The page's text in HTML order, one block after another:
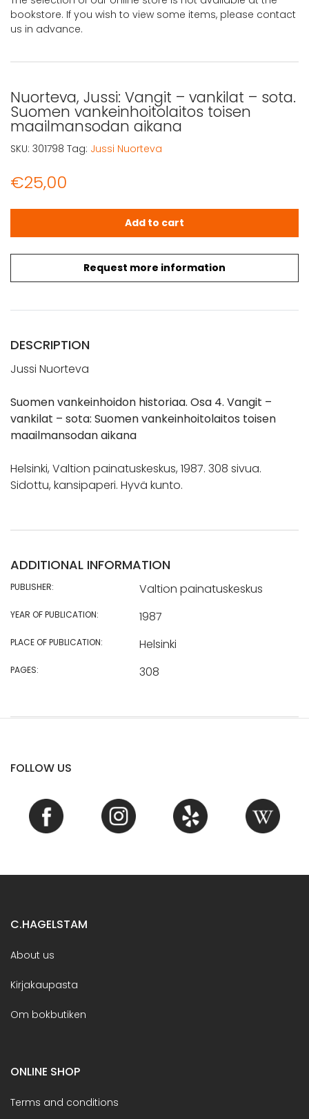
bookstore. If you wish to view some items, please contact
us in advance.
Nuorteva, Jussi: Vangit – vankilat – sota.
Suomen vankeinhoitolaitos toisen
maailmansodan aikana
€25,00
Request more information
Nuorteva, Jussi: Vangit - vankilat - sota. Suomen
Add to cart
SKU: 301798 Tag: Jussi Nuorteva
DESCRIPTION
Jussi Nuorteva
Suomen vankeinhoidon historiaa. Osa 4. Vangit –
vankilat – sota: Suomen vankeinhoitolaitos toisen
maailmansodan aikana
Helsinki, Valtion painatuskeskus, 1987. 308 sivua.
Sidottu, kansipaperi. Hyvä kunto.
ADDITIONAL INFORMATION
PUBLISHER: Valtion painatuskeskus
YEAR OF PUBLICATION: 1987
PLACE OF PUBLICATION: Helsinki
PAGES: 308
FOLLOW US
C.HAGELSTAM
About us
Kirjakaupasta
Om bokbutiken
ONLINE SHOP
Terms and conditions